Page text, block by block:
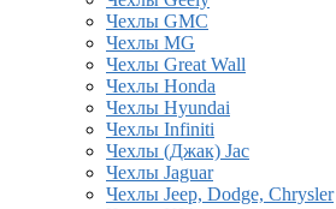
Чехлы GMC
Чехлы MG
Чехлы Great Wall
Чехлы Honda
Чехлы Hyundai
Чехлы Infiniti
Чехлы (Джак) Jac
Чехлы Jaguar
Чехлы Jeep, Dodge, Chrysler